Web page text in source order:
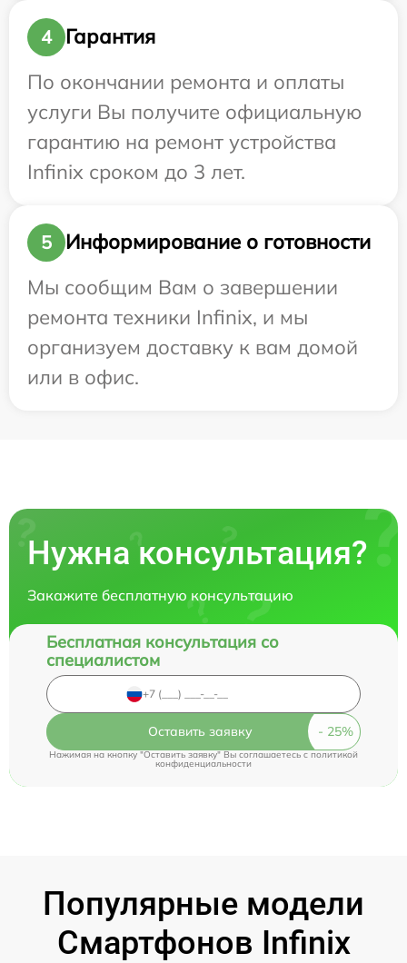
4
Гарантия
По окончании ремонта и оплаты
услуги Вы получите официальную
гарантию на ремонт устройства
Infinix сроком до 3 лет.
5
Информирование о готовности
Мы сообщим Вам о завершении
ремонта техники Infinix, и мы
организуем доставку к вам домой
или в офис.
Нужна консультация?
Закажите бесплатную консультацию
Бесплатная консультация со
специалистом
Оставить заявку
Нажимая на кнопку "Оставить заявку" Вы соглашаетесь cполитикой
конфиденциальности
Популярные модели
Смартфонов Infinix